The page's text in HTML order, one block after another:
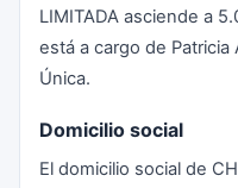
LIMITADA asciende a
está a cargo de
Única.
Domicilio social
El domicilio social de